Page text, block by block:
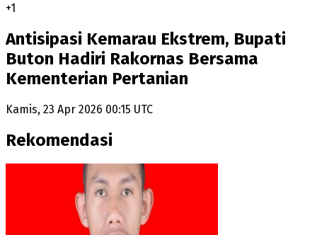
+1
Antisipasi Kemarau Ekstrem, Bupati
Buton Hadiri Rakornas Bersama
Kementerian Pertanian
Kamis, 23 Apr 2026 00:15 UTC
Rekomendasi